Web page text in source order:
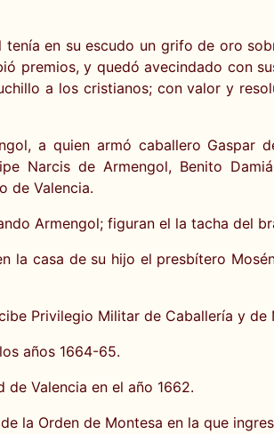
tenía en su escudo un grifo de oro
premios, y quedó avecindado con
a los cristianos; con valor y
a quien armó caballero Gaspar
Narcis de Armengol, Benito
de Valencia.
Armengol; figuran el la tacha del
la casa de su hijo el presbítero
Privilegio Militar de Caballería y de
años 1664-65.
Valencia en el año 1662.
la Orden de Montesa en la que